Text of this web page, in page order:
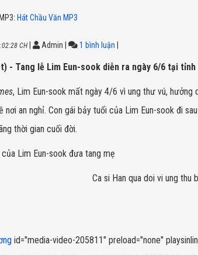
Hát Chầu Văn MP3
CH Admin 1 bình luận
- Tang lễ Lim Eun-sook diễn ra ngày 6/6 tại
, Lim Eun-sook mất ngày 4/6 vì ung thư vú,
nơi an nghỉ. Con gái bảy tuổi của Lim Eun-sook đi
thời gian cuối đời.
Lim Eun-sook đưa tang mẹ
id="media-video-205811" preload="none"